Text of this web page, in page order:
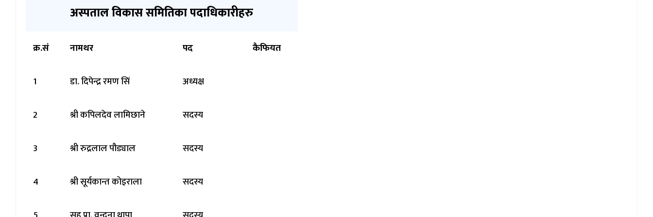
अस्पताल विकास समितिका पदाधिकारीहरु
क्र.सं नामथर पद कैफियत
1 डा. दिपेन्द्र रमण सिं अध्यक्ष
2 श्री कपिलदेव लामिछाने सदस्य
3 श्री रुद्रलाल पौड्याल सदस्य
4 श्री सूर्यकान्त कोइराला सदस्य